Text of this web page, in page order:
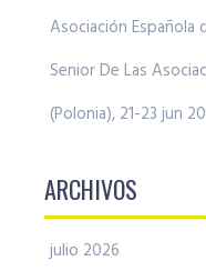
Asociación Española
Senior De Las
(Polonia), 21-23 jun
ARCHIVOS
julio 2026